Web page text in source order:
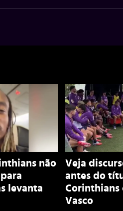
não
levanta
Veja
antes do
Corinthians
Vasco